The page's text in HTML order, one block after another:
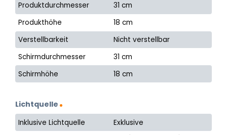
Produktdurchmesser
31 cm
Produkthöhe
18 cm
Verstellbarkeit
Nicht verstellbar
Schirmdurchmesser
31 cm
Schirmhöhe
18 cm
Lichtquelle
Inklusive Lichtquelle
Exklusive